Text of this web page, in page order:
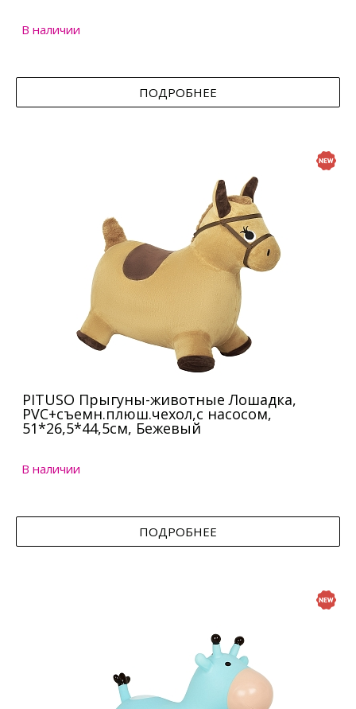
В наличии
ПОДРОБНЕЕ
PITUSO Прыгуны-животные Лошадка,
PVC+съемн.плюш.чехол,с насосом,
51*26,5*44,5см, Бежевый
В наличии
ПОДРОБНЕЕ